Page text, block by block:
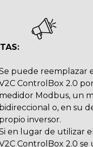
puede reemplazar
ControlBox 2.0
medidor Modbus, un
bidireccional o, en su
propio inversor.
en lugar de utilizar
ControlBox 2.0 se